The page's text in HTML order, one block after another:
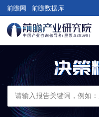
前瞻网 前瞻数据库